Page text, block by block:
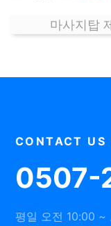
마사지탑
CONTACT US
0507-
평일 오전 10:00 ~